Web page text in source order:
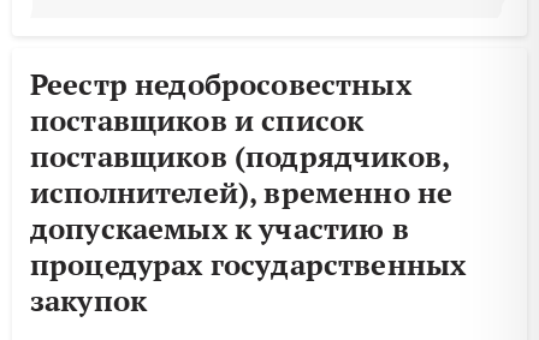
Реестр недобросовестных
поставщиков и список
поставщиков (подрядчиков,
исполнителей), временно не
допускаемых к участию в
процедурах государственных
закупок